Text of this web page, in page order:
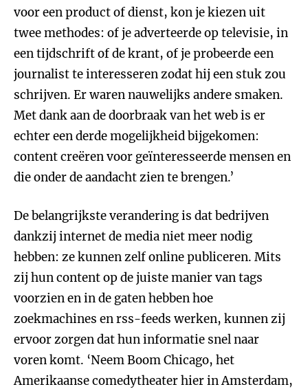
voor een product of dienst, kon je kiezen uit
twee methodes: of je adverteerde op televisie, in
een tijdschrift of de krant, of je probeerde een
journalist te interesseren zodat hij een stuk zou
schrijven. Er waren nauwelijks andere smaken.
Met dank aan de doorbraak van het web is er
echter een derde mogelijkheid bijgekomen:
content creëren voor geïnteresseerde mensen en
die onder de aandacht zien te brengen.’
De belangrijkste verandering is dat bedrijven
dankzij internet de media niet meer nodig
hebben: ze kunnen zelf online publiceren. Mits
zij hun content op de juiste manier van tags
voorzien en in de gaten hebben hoe
zoekmachines en rss-feeds werken, kunnen zij
ervoor zorgen dat hun informatie snel naar
voren komt. ‘Neem Boom Chicago, het
Amerikaanse comedytheater hier in Amsterdam,